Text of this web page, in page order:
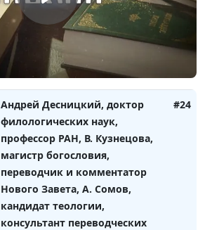
переводческих проектов, А.
Синицын, священнослужитель,
С. Давидоглу,
священнослужитель, Л.
Маневич,переводчик, Н. Гузов
Андрей Десницкий, доктор
филологических наук,
профессор РАН, В. Кузнецова,
магистр богословия,
переводчик и комментатор
Нового Завета, А. Сомов,
кандидат теологии,
консультант переводческих
#24